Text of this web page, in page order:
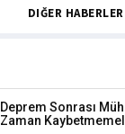
DIĞER HABERLER
Deprem Sonrası
Zaman